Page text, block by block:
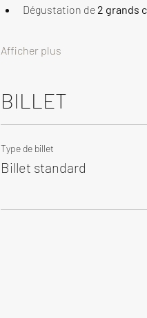
Dégustation de 2 grands
Afficher plus
BILLET
Type de billet
Billet standard